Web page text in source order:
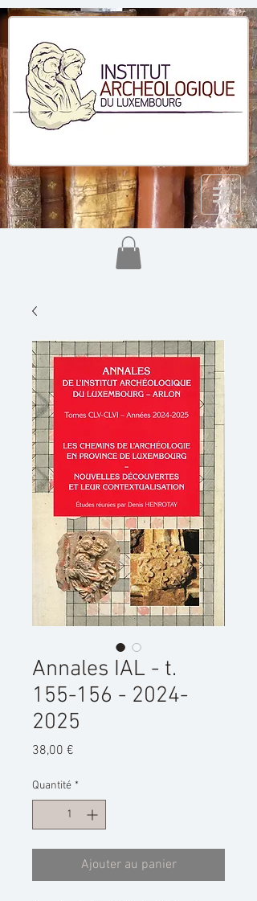
Annales IAL - t.
155-156 - 2024-
2025
38,00 €
Quantité *
Ajouter au panier